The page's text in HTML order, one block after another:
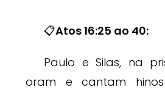
📋Atos 16:25 ao 40:
Paulo e Silas, na
oram e cantam